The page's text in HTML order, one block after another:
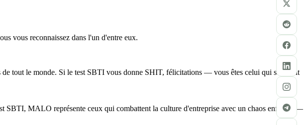
vous reconnaissez dans l'un d'entre eux.
tout le monde. Si le test SBTI vous donne SHIT, félicitations — vous êtes celui qui se plaint
SBTI, MALO représente ceux qui combattent la culture d'entreprise avec un chaos enfantin —